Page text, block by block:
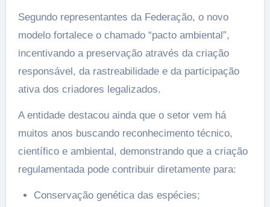
Segundo representantes da Federação, o novo
modelo fortalece o chamado “pacto ambiental”,
incentivando a preservação através da criação
responsável, da rastreabilidade e da participação
ativa dos criadores legalizados.
A entidade destacou ainda que o setor vem há
muitos anos buscando reconhecimento técnico,
científico e ambiental, demonstrando que a criação
regulamentada pode contribuir diretamente para:
Conservação genética das espécies;